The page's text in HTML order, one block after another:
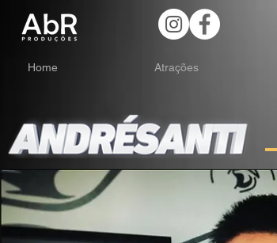
Home Atrações